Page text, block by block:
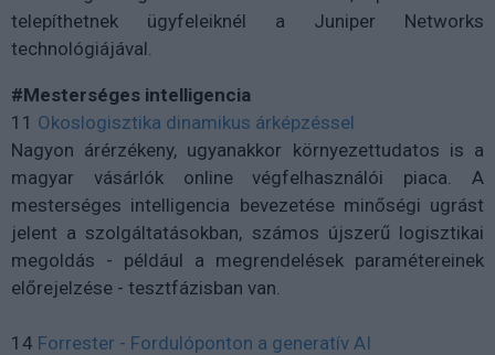
telepíthetnek ügyfeleiknél a Juniper Networks
technológiájával.
#Mesterséges intelligencia
11 Okoslogisztika dinamikus árképzéssel
Nagyon árérzékeny, ugyanakkor környezettudatos is a
magyar vásárlók online végfelhasználói piaca. A
mesterséges intelligencia bevezetése minőségi ugrást
jelent a szolgáltatásokban, számos újszerű logisztikai
megoldás - például a megrendelések paramétereinek
előrejelzése - tesztfázisban van.
14 Forrester - Fordulóponton a generatív AI